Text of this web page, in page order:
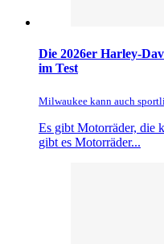
Die 2026er Harley-
im Test
Milwaukee kann auch
Es gibt Motorräder, die
gibt es Motorräder...